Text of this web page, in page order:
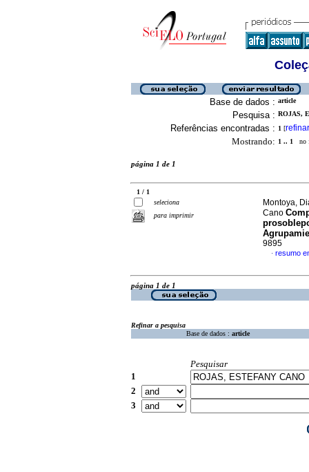
Base de dados : article
Pesquisa : ROJAS,
Referências encontradas : 1 [refinar
Mostrando: 1 .. 1 no
página 1 de 1
1 / 1
seleciona
para imprimir
Montoya,
Cano
9895
· resumo
página 1 de 1
Refinar a pesquisa
Base de dados : article
Pesquisar
1
2
3